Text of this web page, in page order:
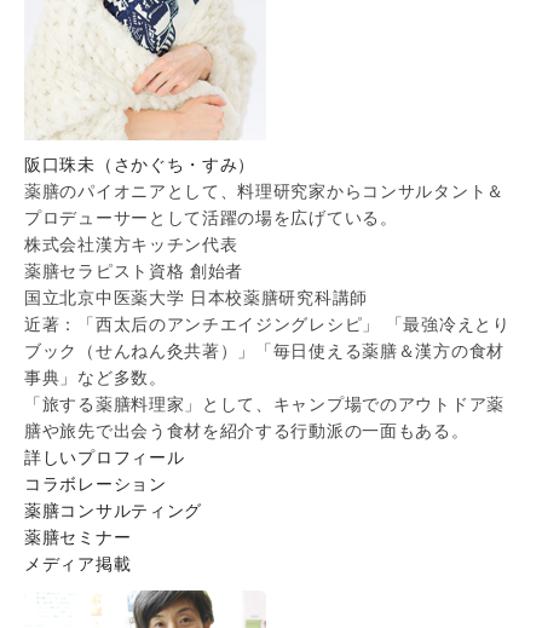
阪口珠未（さかぐち・すみ）
薬膳のパイオニアとして、料理研究家からコンサルタント＆
プロデューサーとして活躍の場を広げている。
株式会社漢方キッチン代表
薬膳セラピスト資格 創始者
国立北京中医薬大学 日本校薬膳研究科講師
近著：「西太后のアンチエイジングレシピ」 「最強冷えとり
ブック（せんねん灸共著）」「毎日使える薬膳＆漢方の食材
事典」など多数。
「旅する薬膳料理家」として、キャンプ場でのアウトドア薬
膳や旅先で出会う食材を紹介する行動派の一面もある。
詳しいプロフィール
コラボレーション
薬膳コンサルティング
薬膳セミナー
メディア掲載